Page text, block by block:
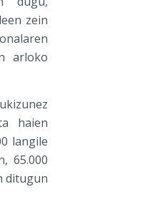
zein
arloko
haien
langile
65.000
ditugun